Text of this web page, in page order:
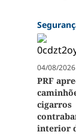
04/08/
PRF
cigarros
interior